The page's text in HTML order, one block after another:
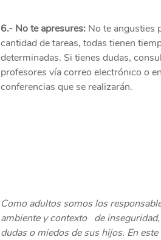
6.- No te apresures: No te angusties
cantidad de tareas, todas tienen
determinadas. Si tienes dudas,
profesores vía correo electrónico o
conferencias que se realizarán.
Como adultos somos los
ambiente y contexto   de
dudas o miedos de sus hijos. En